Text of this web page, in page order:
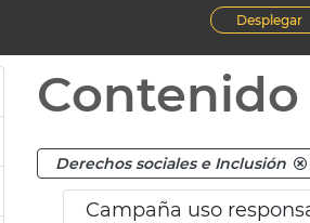
Desplegar
Derechos sociales e Inclusión
Campaña uso